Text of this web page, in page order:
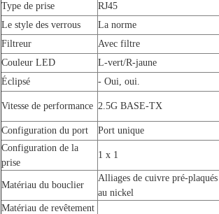
Type de prise
RJ45
Le style des verrous
La norme
Filtreur
Avec filtre
Couleur LED
L-vert/R-jaune
Éclipsé
- Oui, oui.
Vitesse de performance 2.5G BASE-TX
Configuration du port
Port unique
Configuration de la
prise
1 x 1
Matériau du bouclier
Alliages de cuivre pré-plaqués
au nickel
Matériau de revêtement